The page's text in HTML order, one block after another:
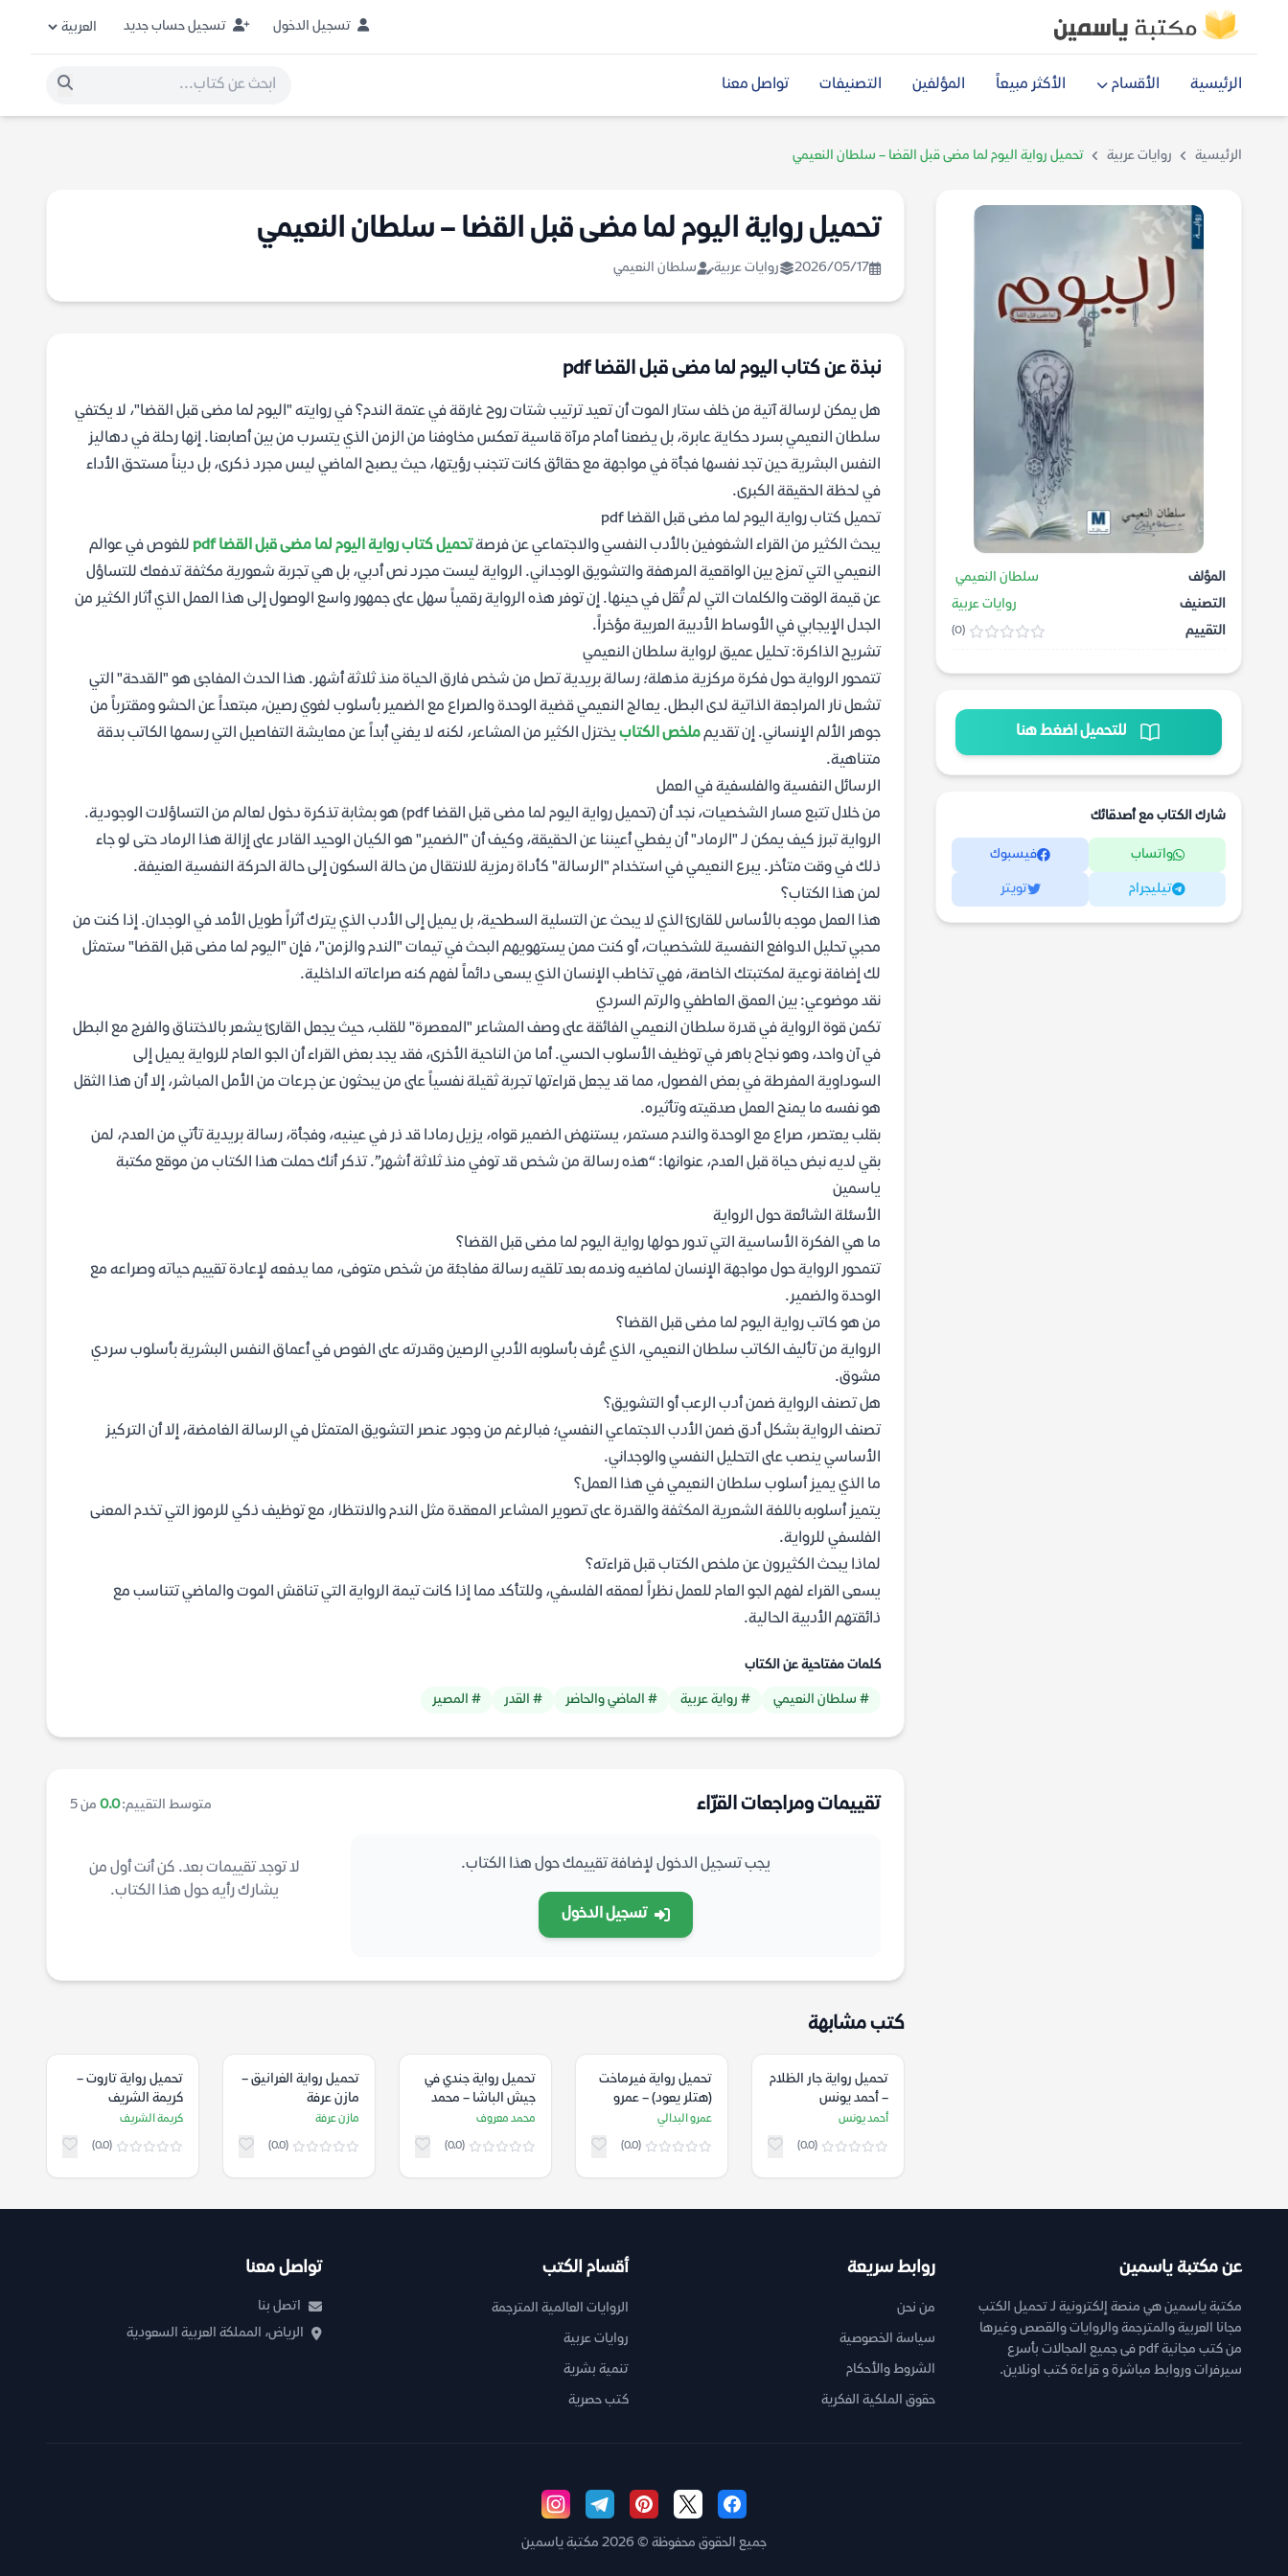
تسجيل الدخول تسجيل حساب جديد
الرئيسية الأقسام الأكثر مبيعاً المؤلفين التصنيفات تواصل معنا
الرئيسية روايات عربية تحميل رواية اليوم لما مضى قبل القضا – سلطان النعيمي
المؤلف
سلطان النعيمي
التصنيف
روايات عربية
التقييم
(0)
للتحميل اضغط هنا
شارك الكتاب مع أصدقائك
واتساب فيسبوك
تيليجرام تويتر
تحميل رواية اليوم لما مضى قبل القضا – سلطان النعيمي
2026/05/17 روايات عربية سلطان النعيمي
نبذة عن كتاب اليوم لما مضى قبل القضا pdf
هل يمكن لرسالة آتية من خلف ستار الموت أن تعيد ترتيب شتات روح غارقة في عتمة الندم؟ في روايته "اليوم لما مضى قبل القضا"، لا يكتفي
سلطان النعيمي بسرد حكاية عابرة، بل يضعنا أمام مرآة قاسية تعكس مخاوفنا من الزمن الذي يتسرب من بين أصابعنا. إنها رحلة في دهاليز
النفس البشرية حين تجد نفسها فجأة في مواجهة مع حقائق كانت تتجنب رؤيتها، حيث يصبح الماضي ليس مجرد ذكرى، بل ديناً مستحق الأداء
في لحظة الحقيقة الكبرى.
تحميل كتاب رواية اليوم لما مضى قبل القضا pdf
يبحث الكثير من القراء الشغوفين بالأدب النفسي والاجتماعي عن فرصةتحميل كتاب رواية اليوم لما مضى قبل القضا pdf
للغوص في عوالم
النعيمي التي تمزج بين الواقعية المرهفة والتشويق الوجداني. الرواية ليست مجرد نص أدبي، بل هي تجربة شعورية مكثفة تدفعك للتساؤل
عن قيمة الوقت والكلمات التي لم تُقل في حينها. إن توفر هذه الرواية رقمياً سهل على جمهور واسع الوصول إلى هذا العمل الذي أثار الكثير من
الجدل الإيجابي في الأوساط الأدبية العربية مؤخراً.
تشريح الذاكرة: تحليل عميق لرواية سلطان النعيمي
تتمحور الرواية حول فكرة مركزية مذهلة؛ رسالة بريدية تصل من شخص فارق الحياة منذ ثلاثة أشهر. هذا الحدث المفاجئ هو "القدحة" التي
تشعل نار المراجعة الذاتية لدى البطل. يعالج النعيمي قضية الوحدة والصراع مع الضمير بأسلوب لغوي رصين، مبتعداً عن الحشو ومقترباً من
جوهر الألم الإنساني. إن تقديمملخص الكتاب يختزل الكثير من المشاعر، لكنه لا يغني أبداً عن معايشة التفاصيل التي رسمها الكاتب بدقة
متناهية.
الرسائل النفسية والفلسفية في العمل
من خلال تتبع مسار الشخصيات، نجد أن (تحميل رواية اليوم لما مضى قبل القضا pdf) هو بمثابة تذكرة دخول لعالم من التساؤلات الوجودية.
الرواية تبرز كيف يمكن لـ "الرماد" أن يغطي أعيننا عن الحقيقة، وكيف أن "الضمير" هو الكيان الوحيد القادر على إزالة هذا الرماد حتى لو جاء
ذلك في وقت متأخر. يبرع النعيمي في استخدام "الرسالة" كأداة رمزية للانتقال من حالة السكون إلى حالة الحركة النفسية العنيفة.
لمن هذا الكتاب؟
هذا العمل موجه بالأساس للقارئ الذي لا يبحث عن التسلية السطحية، بل يميل إلى الأدب الذي يترك أثراً طويل الأمد في الوجدان. إذا كنت من
محبي تحليل الدوافع النفسية للشخصيات، أو كنت ممن يستهويهم البحث في تيمات "الندم والزمن"، فإن "اليوم لما مضى قبل القضا" ستمثل
لك إضافة نوعية لمكتبتك الخاصة، فهي تخاطب الإنسان الذي يسعى دائماً لفهم كنه صراعاته الداخلية.
نقد موضوعي: بين العمق العاطفي والرتم السردي
تكمن قوة الرواية في قدرة سلطان النعيمي الفائقة على وصف المشاعر "المعصرة" للقلب، حيث يجعل القارئ يشعر بالاختناق والفرج مع البطل
في آن واحد، وهو نجاح باهر في توظيف الأسلوب الحسي. أما من الناحية الأخرى، فقد يجد بعض القراء أن الجو العام للرواية يميل إلى
السوداوية المفرطة في بعض الفصول، مما قد يجعل قراءتها تجربة ثقيلة نفسياً على من يبحثون عن جرعات من الأمل المباشر، إلا أن هذا الثقل
هو نفسه ما يمنح العمل صدقيته وتأثيره.
بقلب يعتصر، صراع مع الوحدة والندم مستمر، يستنهض الضمير قواه، يزيل رمادا قد ذر في عينيه، وفجأة، رسالة بريدية تأتي من العدم، لمن
بقي لديه نبض حياة قبل العدم، عنوانها: “هذه رسالة من شخص قد توفي منذ ثلاثة أشهر”. تذكر أنك حملت هذا الكتاب من موقع مكتبة
ياسمين
الأسئلة الشائعة حول الرواية
ما هي الفكرة الأساسية التي تدور حولها رواية اليوم لما مضى قبل القضا؟
تتمحور الرواية حول مواجهة الإنسان لماضيه وندمه بعد تلقيه رسالة مفاجئة من شخص متوفى، مما يدفعه لإعادة تقييم حياته وصراعه مع
الوحدة والضمير.
من هو كاتب رواية اليوم لما مضى قبل القضا؟
الرواية من تأليف الكاتب سلطان النعيمي، الذي عُرف بأسلوبه الأدبي الرصين وقدرته على الغوص في أعماق النفس البشرية بأسلوب سردي
مشوق.
هل تصنف الرواية ضمن أدب الرعب أو التشويق؟
تصنف الرواية بشكل أدق ضمن الأدب الاجتماعي النفسي؛ فبالرغم من وجود عنصر التشويق المتمثل في الرسالة الغامضة، إلا أن التركيز
الأساسي ينصب على التحليل النفسي والوجداني.
ما الذي يميز أسلوب سلطان النعيمي في هذا العمل؟
يتميز أسلوبه باللغة الشعرية المكثفة والقدرة على تصوير المشاعر المعقدة مثل الندم والانتظار، مع توظيف ذكي للرموز التي تخدم المعنى
الفلسفي للرواية.
لماذا يبحث الكثيرون عن ملخص الكتاب قبل قراءته؟
يسعى القراء لفهم الجو العام للعمل نظراً لعمقه الفلسفي، وللتأكد مما إذا كانت تيمة الرواية التي تناقش الموت والماضي تتناسب مع
ذائقتهم الأدبية الحالية.
كلمات مفتاحية عن الكتاب
# سلطان النعيمي # رواية عربية # الماضي والحاضر # القدر # المصير
تقييمات ومراجعات القرّاء متوسط التقييم:0.0 من 5
يجب تسجيل الدخول لإضافة تقييمك حول هذا الكتاب.
تسجيل الدخول
لا توجد تقييمات بعد. كن أنت أول من
يشارك رأيه حول هذا الكتاب.
كتب مشابهة
تحميل رواية جار الظلام
– أحمد يونس
أحمد يونس
(0.0)
تحميل رواية فيرماخت
(هتلر يعود) – عمرو
البدالي
عمرو البدالي
(0.0)
تحميل رواية جندي في
جيش الباشا – محمد
معروف
محمد معروف
(0.0)
تحميل رواية الغرانيق –
مازن عرفة
مازن عرفة
(0.0)
تحميل رواية تاروت –
كريمة الشريف
كريمة الشريف
(0.0)
عن مكتبة ياسمين
مكتبة ياسمين هي منصة إلكترونية لـ تحميل الكتب
مجانا العربية والمترجمة والروايات والقصص وغيرها
من كتب مجانية pdf فى جميع المجالات بأسرع
سيرفرات وروابط مباشرة و قراءة كتب اونلاين.
روابط سريعة
من نحن
سياسة الخصوصية
الشروط والأحكام
حقوق الملكية الفكرية
أقسام الكتب
الروايات العالمية المترجمة
روايات عربية
تنمية بشرية
كتب حصرية
تواصل معنا
اتصل بنا
الرياض، المملكة العربية السعودية
جميع الحقوق محفوظة © 2026 مكتبة ياسمين